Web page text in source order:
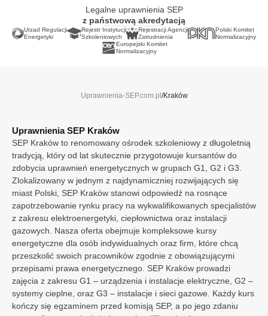
Toruń
Warszawa
Wrocław
Zabrze
Niemcy
Norwegia
Szwecja
Wielka Brytania
Włochy
Unia Europejska
Legalne uprawnienia SEP
z państwową akredytacją
Urzad Regulacji
Energetyki
Rejestr Instytucji
Szkoleniowych
Rejestracji Agencji
Zatrudnienia
Polski Komitet
Normalizacyjny
Europejski Komitet
Normalizacyjny
Uprawnienia-SEP.com.pl /Kraków
Uprawnienia SEP Kraków
SEP Kraków to renomowany ośrodek szkoleniowy z długoletnią
tradycją, który od lat skutecznie przygotowuje kursantów do
zdobycia uprawnień energetycznych w grupach G1, G2 i G3.
Zlokalizowany w jednym z najdynamiczniej rozwijających się
miast Polski, SEP Kraków stanowi odpowiedź na rosnące
zapotrzebowanie rynku pracy na wykwalifikowanych specjalistów
z zakresu elektroenergetyki, ciepłownictwa oraz instalacji
gazowych. Nasza oferta obejmuje kompleksowe kursy
energetyczne dla osób indywidualnych oraz firm, które chcą
przeszkolić swoich pracowników zgodnie z obowiązującymi
przepisami prawa energetycznego. SEP Kraków prowadzi
zajęcia z zakresu G1 – urządzenia i instalacje elektryczne, G2 –
systemy cieplne, oraz G3 – instalacje i sieci gazowe. Każdy kurs
kończy się egzaminem przed komisją SEP, a po jego zdaniu